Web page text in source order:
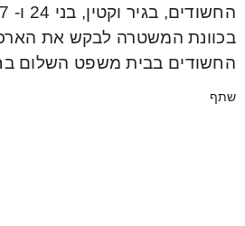
בכוונת המשטרה לבקש את
החשודים בבית משפט השלום
שתף